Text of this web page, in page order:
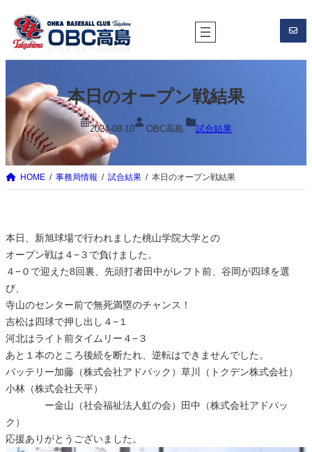
を
ス
ッ
本日のオープン戦結果
2024-08-10 OBC高島 試合結果
HOME 事務局情報 試合結果 本日のオープン戦結果
本日、新旭球場で行われました桃山学院大学との
オープン戦は４−３で負けました。
４−０で迎えた8回裏、先頭打者田中がレフト前、谷岡が四球を選
び、
寺山のセンター前で無死満塁のチャンス！
吉松は四球で押し出し４−１
河北はライト前タイムリー４−３
あと１本のところ後続を断たれ、逆転はできませんでした。
バッテリー加藤（株式会社アドパック）草川（トクデン株式会社）
小林（株式会社天平）
ー金山（社会福祉法人虹の会）田中（株式会社アドパッ
ク）
応援ありがとうございました。